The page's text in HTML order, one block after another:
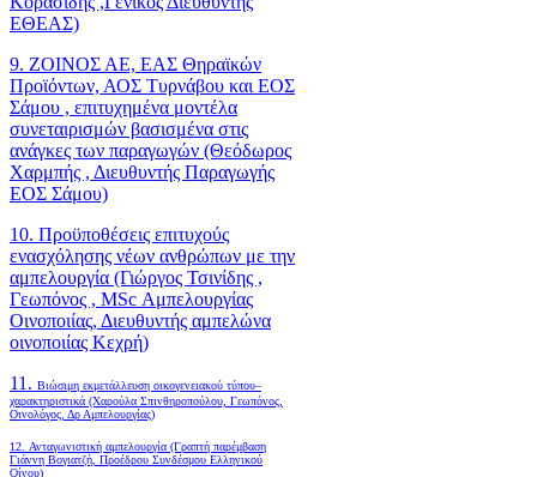
ΕΘΕΑΣ)
9. ΖΟΙΝΟΣ ΑΕ, ΕΑΣ Θηραϊκών
Προϊόντων, ΑΟΣ Τυρνάβου και ΕΟΣ
Σάμου , επιτυχημένα μοντέλα
συνεταιρισμών βασισμένα στις
ανάγκες των παραγωγών (Θεόδωρος
Χαρμπής , Διευθυντής Παραγωγής
ΕΟΣ Σάμου)
10. Προϋποθέσεις επιτυχούς
ενασχόλησης νέων ανθρώπων με την
αμπελουργία (Γιώργος Τσινίδης ,
Γεωπόνος , MSc Αμπελουργίας
Οινοποιίας, Διευθυντής αμπελώνα
οινοποιίας Κεχρή)
11. Βιώσιμη εκμετάλλευση οικογενειακού τύπου–
χαρακτηριστικά (Χαρούλα Σπινθηροπούλου, Γεωπόνος,
Οινολόγος, Δρ Αμπελουργίας)
12. Ανταγωνιστική αμπελουργία (Γραπτή παρέμβαση
Γιάννη Βογιατζή, Προέδρου Συνδέσμου Ελληνικού
Οίνου)